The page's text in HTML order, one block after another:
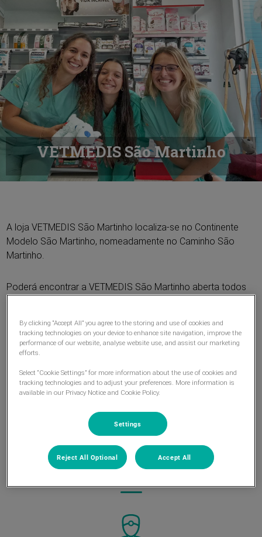
VETMEDIS São Martinho
A loja VETMEDIS São Martinho localiza-se no Continente
Modelo São Martinho, nomeadamente no Caminho São
Martinho.
Poderá encontrar a VETMEDIS São Martinho aberta todos
Além de uma loja com vários tipos de produtos alimentares,
de agendar consultas de rotina com o médico veterinário e
transporte para o Hospital Veterinário da Madeira para
Serviços
By clicking “Accept All” you agree to the storing and use of cookies and
tracking technologies on your device to enhance site navigation, improve the
performance of our website, analyse website use, and assist our marketing
efforts.
Select “Cookie Settings” for more information about the use of cookies and
tracking technologies and to adjust your preferences. More information is
available in our Privacy Notice and Cookie Policy.
Settings
Reject All Optional Accept All